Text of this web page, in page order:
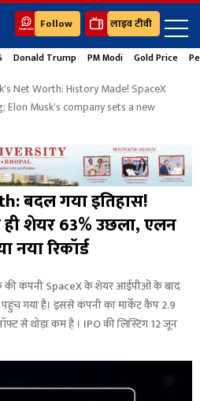
Follow लाइव टीवी
Donald Trump PM Modi Gold Price
Net Worth: History Made! SpaceX
Elon Musk's company sets a new
बदल गया इतिहास!
शेयर 63% उछला, एलन
रिकॉर्ड
कंपनी SpaceX के शेयर आईपीओ के बाद
गया है। इससे कंपनी का मार्केट कैप 2.9
से थोड़ा कम है । IPO की लिस्टिंग 12 जून